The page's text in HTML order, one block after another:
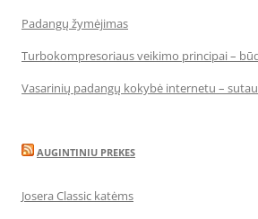
Padangų žymėjimas
Turbokompresoriaus veikimo principai –
Vasarinių padangų kokybė internetu –
AUGINTINIU PREKES
Josera Classic katėms